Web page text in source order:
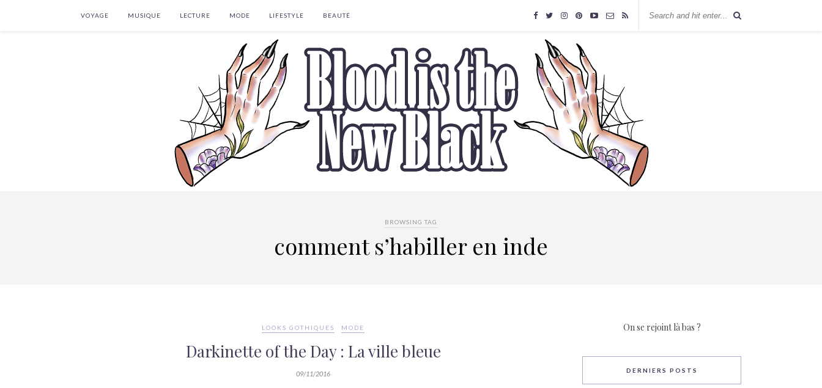
VOYAGE MUSIQUE LECTURE MODE LIFESTYLE BEAUTÉ
BROWSING TAG
comment s’habiller en inde
LOOKS GOTHIQUES MODE
Darkinette of the Day : La ville bleue
09/11/2016
On se rejoint là bas ?
DERNIERS POSTS